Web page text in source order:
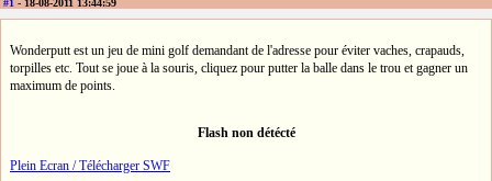
#1 - 18-08-2011 13:44:59
Wonderputt est un jeu de mini golf demandant de l'adresse pour éviter vaches, crapauds,
torpilles etc. Tout se joue à la souris, cliquez pour putter la balle dans le trou et gagner un
maximum de points.
Flash non détécté
Plein Ecran / Télécharger SWF